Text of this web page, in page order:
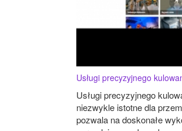
Usługi precyzyjnego
Usługi precyzyjnego
niezwykle istotne dla
pozwala na doskonałe